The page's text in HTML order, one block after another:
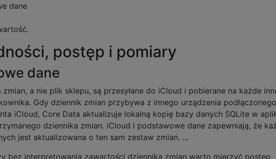
dane
postęp i pomiary
dane
a nie plik sklepu, są przesyłane do iCloud i pobierane na każde
Gdy dziennik zmian przybywa z innego urządzenia
iCloud, Core Data aktualizuje lokalną kopię bazy danych SQLite w
dziennika zmian. iCloud i podstawowe dane zapewniają, że
jest aktualizowana o ten sam zestaw zmian. …
bez interpretowania zawartości dziennika zmian warto mierzyć postęp